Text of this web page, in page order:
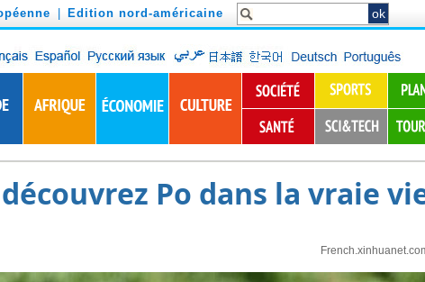
Edition nord-américaine
Po dans la vraie